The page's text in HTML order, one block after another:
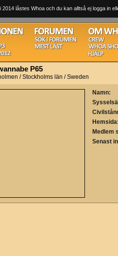
2014 låstes Whoa och du kan alltså ej logga in
P65
/ Stockholms län / Sweden
Namn:
Medlem
Senast